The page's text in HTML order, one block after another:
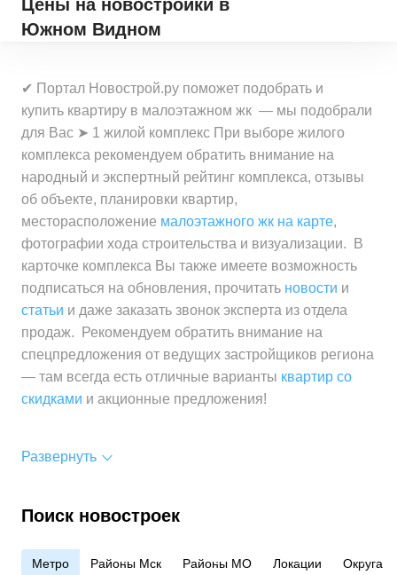
Цены на новостройки в
Южном Видном
✔ Портал Новострой.ру поможет подобрать и
купить квартиру в малоэтажном жк — мы подобрали
для Вас ➤ 1 жилой комплекс При выборе жилого
комплекса рекомендуем обратить внимание на
народный и экспертный рейтинг комплекса, отзывы
об объекте, планировки квартир,
месторасположение малоэтажного жк на карте,
фотографии хода строительства и визуализации. В
карточке комплекса Вы также имеете возможность
подписаться на обновления, прочитать новости и
статьи и даже заказать звонок эксперта из отдела
продаж. Рекомендуем обратить внимание на
спецпредложения от ведущих застройщиков региона
— там всегда есть отличные варианты квартир со
скидками и акционные предложения!
Развернуть
Поиск новостроек
Метро Районы Мск Районы МО Локации Округа